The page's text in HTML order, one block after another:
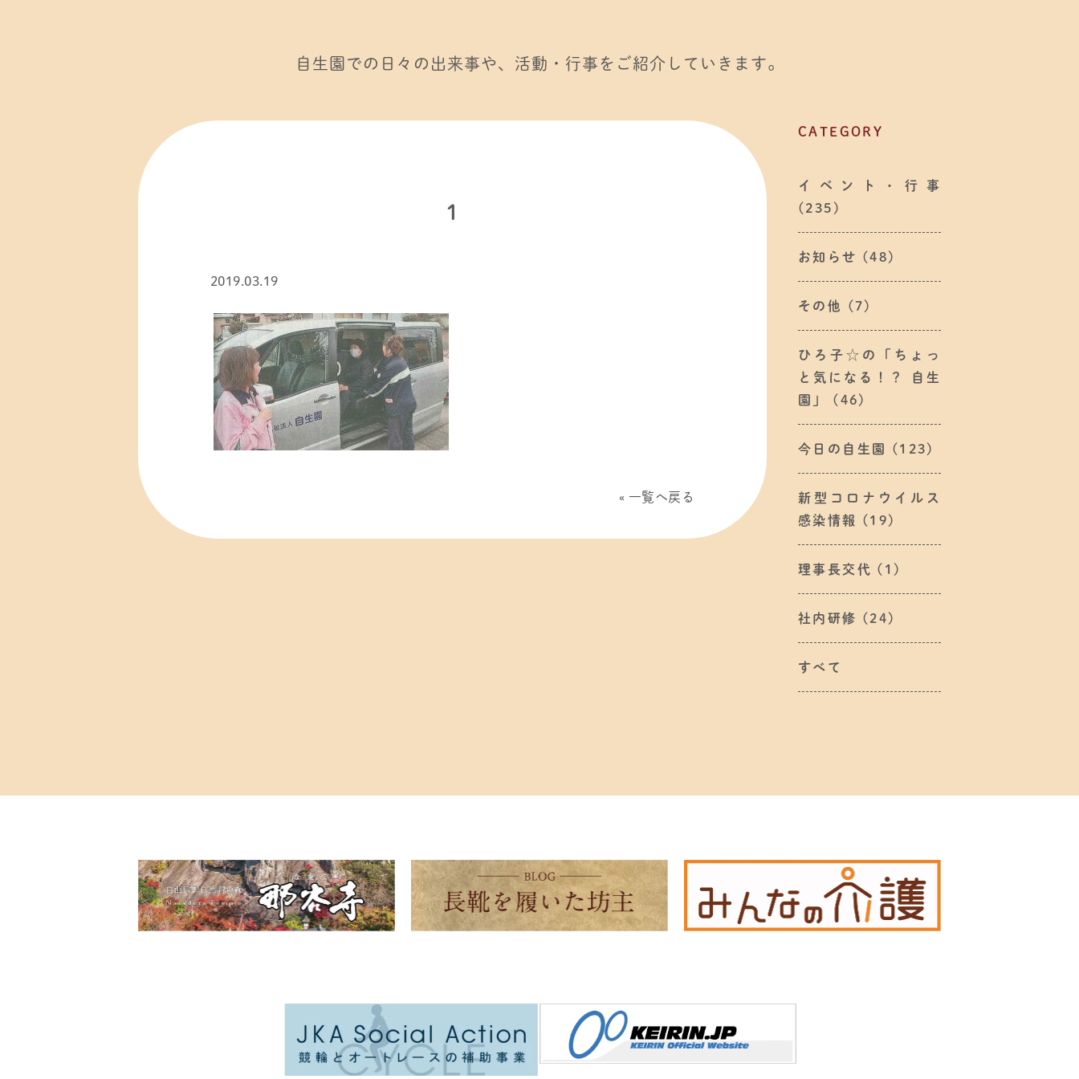
自生園での日々の出来事や、活動・行事をご紹介していきます。
CATEGORY
イベント・行事
(235)
お知らせ (48)
その他 (7)
ひろ子☆の「ちょっ
と気になる！？ 自生
園」
(46)
今日の自生園 (123)
新型コロナウイルス
感染情報
(19)
理事長交代 (1)
社内研修 (24)
すべて
1
2019.03.19
一覧へ戻る